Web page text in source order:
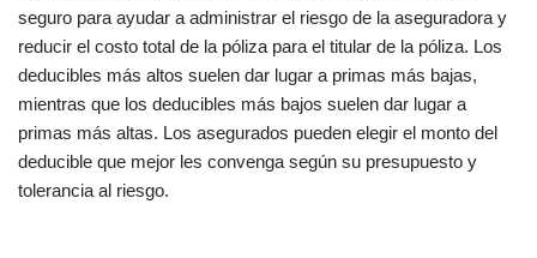
seguro para ayudar a administrar el riesgo de la aseguradora y
reducir el costo total de la póliza para el titular de la póliza. Los
deducibles más altos suelen dar lugar a primas más bajas,
mientras que los deducibles más bajos suelen dar lugar a
primas más altas. Los asegurados pueden elegir el monto del
deducible que mejor les convenga según su presupuesto y
tolerancia al riesgo.